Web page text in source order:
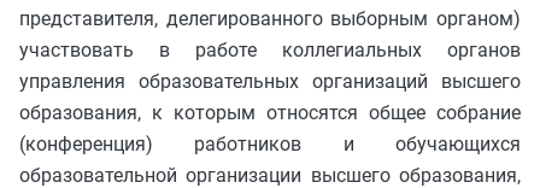
представителя, делегированного выборным органом)
участвовать в работе коллегиальных органов
управления образовательных организаций высшего
образования, к которым относятся общее собрание
(конференция) работников и обучающихся
образовательной организации высшего образования,